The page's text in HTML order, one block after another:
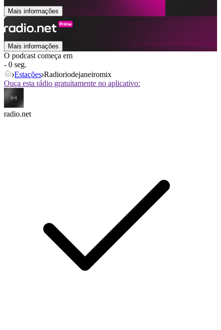
Mais informações
Mais informações
O podcast começa em
- 0 seg.
Estações Radioriodejaneiromix
Ouça esta rádio gratuitamente no aplicativo:
radio.net